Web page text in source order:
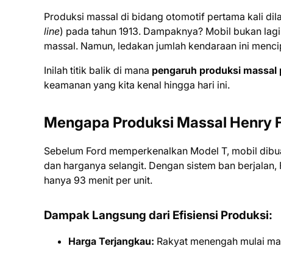
Produksi massal di bidang otomotif pertama kali
line) pada tahun 1913. Dampaknya? Mobil bukan
massal. Namun, ledakan jumlah kendaraan ini
Inilah titik balik di mana pengaruh produksi
keamanan yang kita kenal hingga hari ini.
Mengapa Produksi Massal Henry
Sebelum Ford memperkenalkan Model T, mobil
dan harganya selangit. Dengan sistem ban
hanya 93 menit per unit.
Dampak Langsung dari Efisiensi Produksi:
Harga Terjangkau: Rakyat menengah mulai